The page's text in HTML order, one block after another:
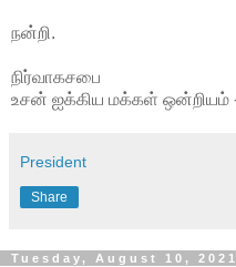
நன்றி.
நிர்வாகசபை
உசன் ஐக்கிய மக்கள் ஒன்றியம்
President
Share
Tuesday, August 10, 2021